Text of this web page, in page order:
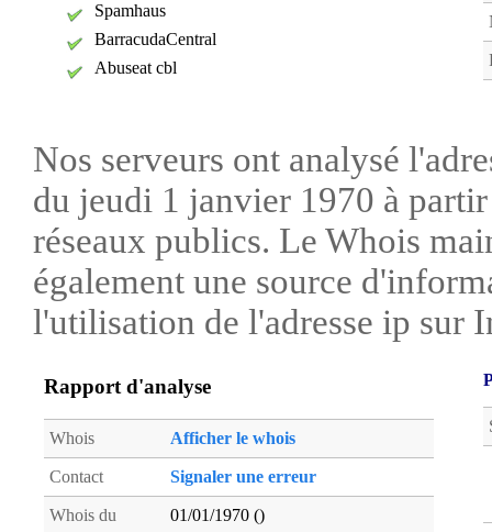
Spamhaus
BarracudaCentral
Abuseat cbl
Nos serveurs ont analysé
du jeudi 1 janvier 1970 à
réseaux publics. Le Whois
également une source
l'utilisation de l'adresse ip sur
Rapport d'analyse
Whois Afficher le whois
Contact Signaler une erreur
Whois du 01/01/1970 ()